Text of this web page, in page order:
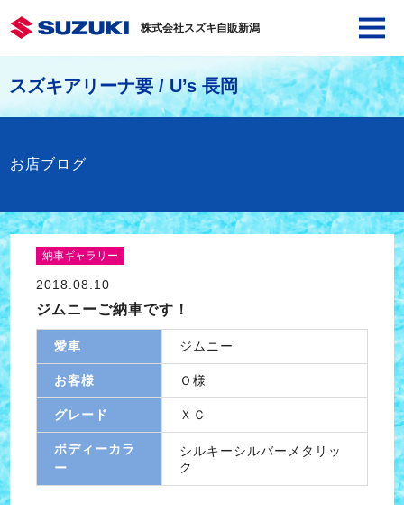
株式会社スズキ自販新潟
スズキアリーナ要 / U’s 長岡
お店ブログ
納車ギャラリー
2018.08.10
ジムニーご納車です！
愛車 ジムニー
お客様 Ｏ様
グレード ＸＣ
ボディーカラ
ー
シルキーシルバーメタリッ
ク